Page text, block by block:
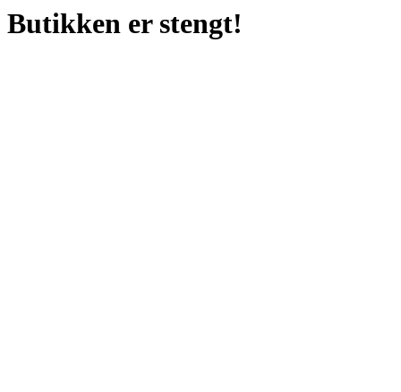
Butikken er stengt!